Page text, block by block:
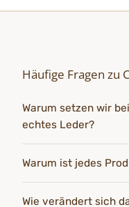
Häufige Fragen zu
Warum setzen wir
echtes Leder?
Warum ist jedes
Wie verändert sich